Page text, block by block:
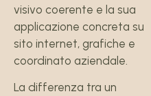
visivo coerente e la sua
applicazione concreta su
sito internet, grafiche e
coordinato aziendale.
La differenza tra un